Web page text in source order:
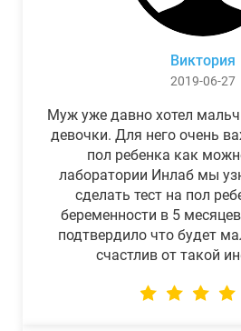
Виктория
2019-06-27
Муж уже давно хотел
девочки. Для него очень
пол ребенка как
лаборатории Инлаб мы
сделать тест на пол
беременности в 5
подтвердило что будет
счастлив от такой